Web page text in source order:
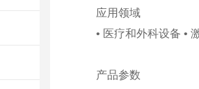
应用领域
• 医疗和外科设备 •
产品参数